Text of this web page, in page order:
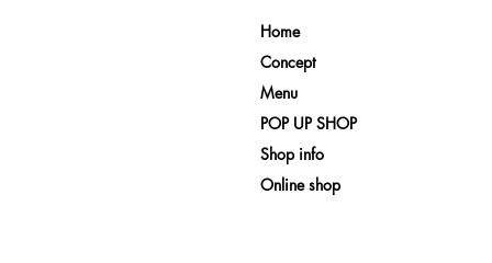
Home
Concept
Menu
POP UP SHOP
Shop info
Online shop